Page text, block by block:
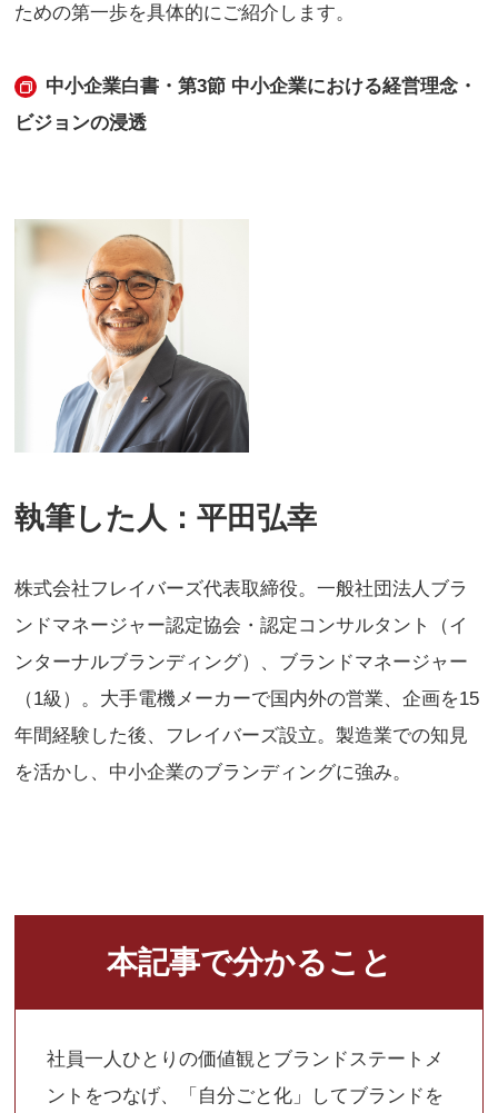
ための第一歩を具体的にご紹介します。
中小企業白書・第3節 中小企業における経営理念・
ビジョンの浸透
執筆した人：平田弘幸
株式会社フレイバーズ代表取締役。一般社団法人ブラ
ンドマネージャー認定協会・認定コンサルタント（イ
ンターナルブランディング）、ブランドマネージャー
（1級）。大手電機メーカーで国内外の営業、企画を15
年間経験した後、フレイバーズ設立。製造業での知見
を活かし、中小企業のブランディングに強み。
本記事で分かること
社員一人ひとりの価値観とブランドステートメ
ントをつなげ、「自分ごと化」してブランドを